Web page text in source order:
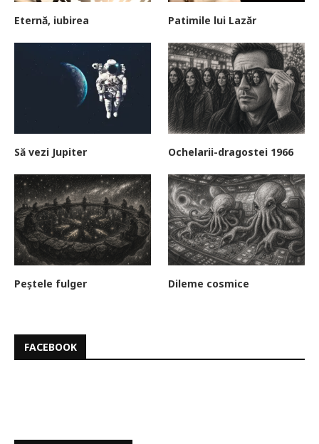
Eternă, iubirea Patimile lui Lazăr
Să vezi Jupiter Ochelarii-dragostei 1966
Peștele fulger Dileme cosmice
FACEBOOK